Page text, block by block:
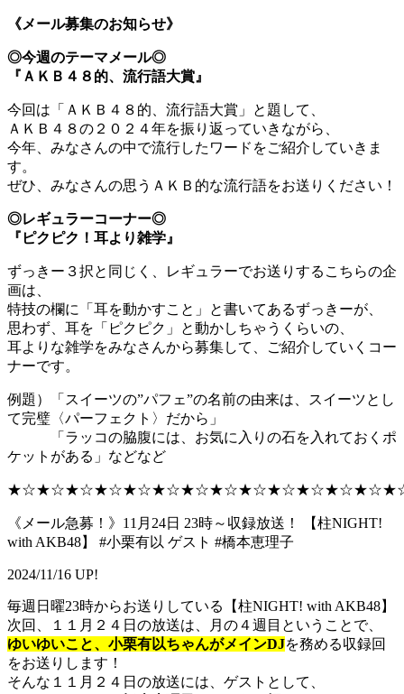
《メール募集のお知らせ》
◎今週のテーマメール◎
『ＡＫＢ４８的、流行語大賞』
今回は「ＡＫＢ４８的、流行語大賞」と題して、
ＡＫＢ４８の２０２４年を振り返っていきながら、
今年、みなさんの中で流行したワードをご紹介していきま
す。
ぜひ、みなさんの思うＡＫＢ的な流行語をお送りください！
◎レギュラーコーナー◎
『ピクピク！耳より雑学』
ずっきー３択と同じく、レギュラーでお送りするこちらの企
画は、
特技の欄に「耳を動かすこと」と書いてあるずっきーが、
思わず、耳を「ピクピク」と動かしちゃうくらいの、
耳よりな雑学をみなさんから募集して、ご紹介していくコー
ナーです。
例題）「スイーツの”パフェ”の名前の由来は、スイーツとし
て完璧〈パーフェクト〉だから」
「ラッコの脇腹には、お気に入りの石を入れておくポ
ケットがある」などなど
《メール急募！》11月24日 23時～収録放送！ 【柱NIGHT!
with AKB48】 #小栗有以 ゲスト #橋本恵理子
2024/11/16 UP!
毎週日曜23時からお送りしている【柱NIGHT! with AKB48】
次回、１１月２４日の放送は、月の４週目ということで、
ゆいゆいこと、小栗有以ちゃんがメインDJを務める収録回
をお送りします！
そんな１１月２４日の放送には、ゲストとして、